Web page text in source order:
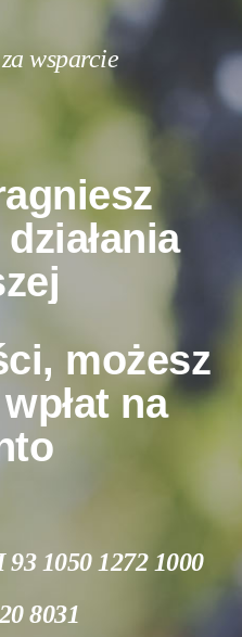
wsparcie
możesz
na
1050 1272 1000
8031